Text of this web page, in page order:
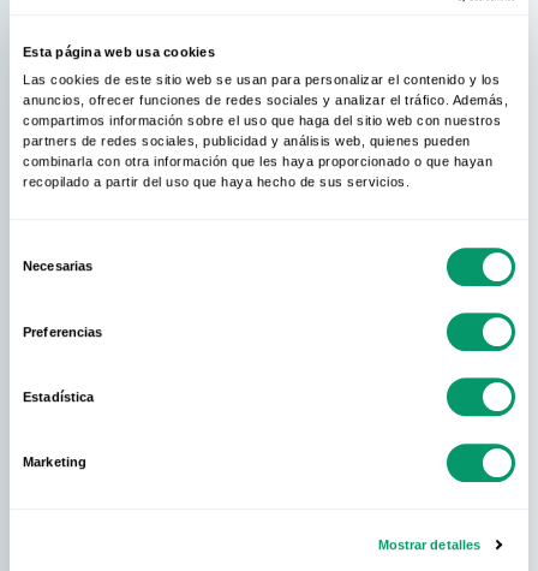
Esta página web usa cookies
Las cookies de este sitio web se usan para personalizar el contenido y los
anuncios, ofrecer funciones de redes sociales y analizar el tráfico. Además,
compartimos información sobre el uso que haga del sitio web con nuestros
partners de redes sociales, publicidad y análisis web, quienes pueden
combinarla con otra información que les haya proporcionado o que hayan
recopilado a partir del uso que haya hecho de sus servicios.
Necesarias
Preferencias
Estadística
Marketing
Mostrar detalles